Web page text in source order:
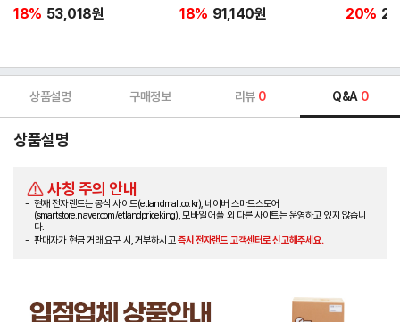
18% 53,018원 18% 91,140원 20%
상품설명 구매정보 리뷰 0 Q&A 0
상품설명
사칭 주의 안내
현재 전자랜드는 공식 사이트(etlandmall.co.kr), 네이버 스마트스토어
(smartstore.naver.com/etlandpriceking), 모바일 어플 외 다른 사이트는 운영하고 있지 않습니
다.
판매자가 현금 거래 요구 시, 거부하시고즉시 전자랜드 고객센터로 신고해주세요.